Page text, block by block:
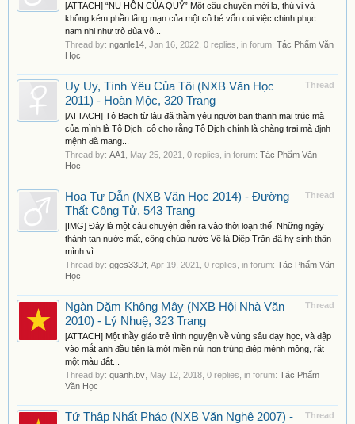
[ATTACH] “NỤ HÔN CỦA QUỶ” Một câu chuyện mới lạ, thú vị và
không kém phần lãng mạn của một cô bé vốn coi việc chinh phục
nam nhi như trò đùa vô...
Thread by: nganle14 Jan 16, 2022 , 0 replies, in forum: Tác Phẩm Văn
Học
Thread
Uy Uy, Tình Yêu Của Tôi (NXB Văn Học
2011) - Hoàn Mộc, 320 Trang
[ATTACH] Tô Bạch từ lâu đã thầm yêu người bạn thanh mai trúc mã
của mình là Tô Dịch, cô cho rằng Tô Dịch chính là chàng trai mà định
mệnh đã mang...
Thread by: AA1 May 25, 2021 , 0 replies, in forum: Tác Phẩm Văn
Học
Thread
Hoa Tư Dẫn (NXB Văn Học 2014) - Đường
Thất Công Tử, 543 Trang
[IMG] Đây là một câu chuyện diễn ra vào thời loạn thế. Những ngày
thành tan nước mất, công chúa nước Vệ là Diệp Trăn đã hy sinh thân
mình vì...
Thread by: gges33Df Apr 19, 2021 , 0 replies, in forum: Tác Phẩm Văn
Học
Thread
Ngàn Dặm Không Mây (NXB Hội Nhà Văn
2010) - Lý Nhuệ, 323 Trang
[ATTACH] Một thầy giáo trẻ tình nguyện về vùng sâu dạy học, và đập
vào mắt anh đầu tiên là một miền núi non trùng điệp mênh mông, rặt
một màu đất...
Thread by: quanh.bv May 12, 2018 , 0 replies, in forum: Tác Phẩm
Văn Học
Thread
Tứ Thập Nhất Pháo (NXB Văn Nghệ 2007) -